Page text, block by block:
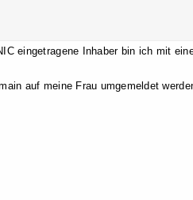
eingetragene Inhaber bin ich mit
auf meine Frau umgemeldet